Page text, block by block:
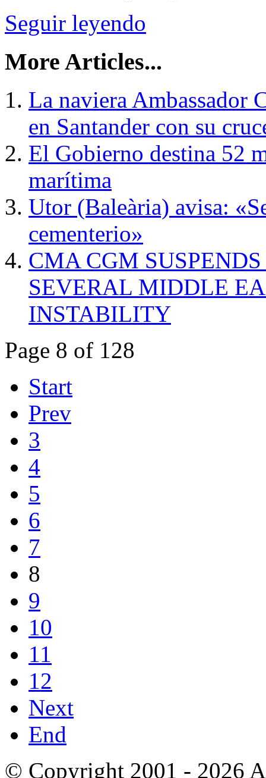
Seguir leyendo
More Articles...
La naviera Ambassador
en Santander con su
El Gobierno destina 52
marítima
Utor (Baleària) avisa:
cementerio»
CMA CGM
SEVERAL MIDDLE
INSTABILITY
Page 8 of 128
Start
Prev
3
4
5
6
7
8
9
10
11
12
Next
End
© Copyright 2001 - 2026